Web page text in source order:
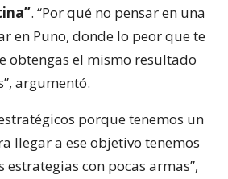
. “Por qué no pensar en una
en Puno, donde lo peor que te
obtengas el mismo resultado
argumentó.
porque tenemos un
llegar a ese objetivo tenemos
con pocas armas”,